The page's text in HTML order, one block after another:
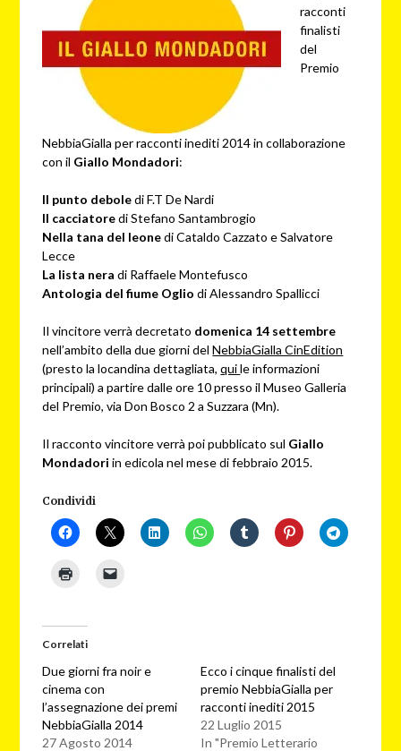
racconti
finalisti
del
Premio
NebbiaGialla per racconti inediti 2014 in collaborazione
con il Giallo Mondadori:
Il punto deboledi F.T De Nardi
Il cacciatoredi Stefano Santambrogio
Nella tana del leonedi Cataldo Cazzato e Salvatore
Lecce
La lista nera di Raffaele Montefusco
Antologia del fiume Oglio di Alessandro Spallicci
Il vincitore verrà decretato domenica 14 settembre
nell’ambito della due giorni delNebbiaGialla CinEdition
(presto la locandina dettagliata,quile informazioni
principali) a partire dalle ore 10 presso il Museo Galleria
del Premio, via Don Bosco 2 a Suzzara (Mn).
Il racconto vincitore verrà poi pubblicato sul Giallo
Mondadori in edicola nel mese di febbraio 2015.
Condividi
Correlati
Due giorni fra noir e
cinema con
l’assegnazione dei premi
NebbiaGialla 2014
27 Agosto 2014
Ecco i cinque finalisti del
premio NebbiaGialla per
racconti inediti 2015
22 Luglio 2015
In "Premio Letterario